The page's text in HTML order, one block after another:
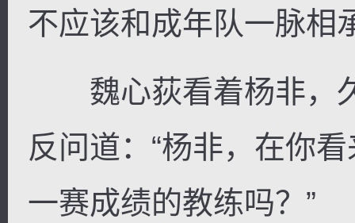
不应该和成年队一脉相
魏心荻看着杨非，
反问道：“杨非，在你
一赛成绩的教练吗？”